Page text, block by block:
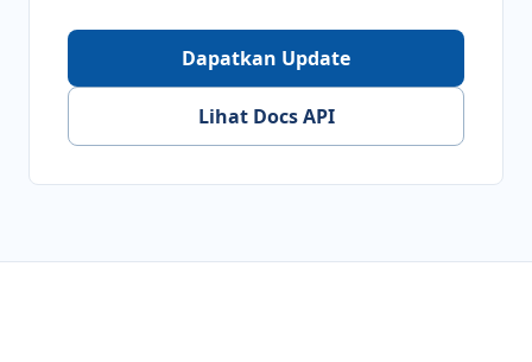
Dapatkan Update
Lihat Docs API